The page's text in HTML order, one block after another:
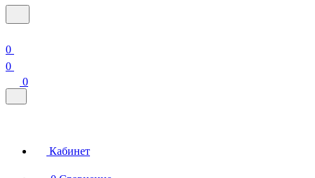
0
0
0
Кабинет